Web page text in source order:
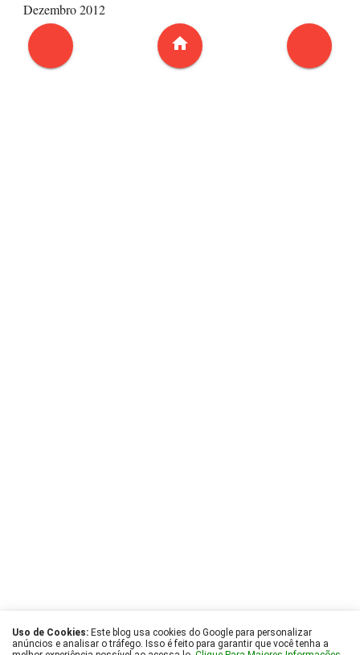
Dezembro 2012
Uso de Cookies: Este blog usa cookies do Google para personalizar
anúncios e analisar o tráfego. Isso é feito para garantir que você tenha a